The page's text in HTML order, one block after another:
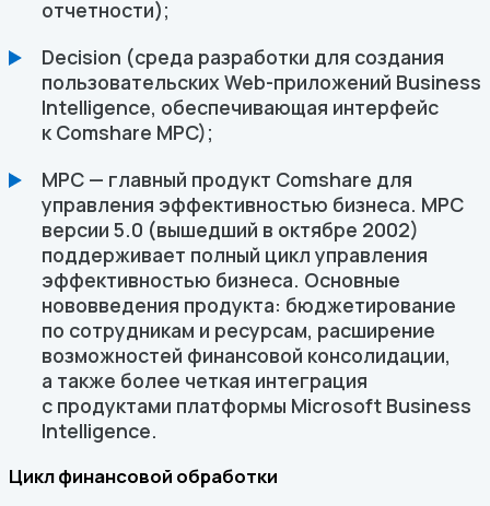
отчетности);
Decision (среда разработки для создания
пользовательских Web-приложений Business
Intelligence, обеспечивающая интерфейс
к Comshare MPC);
MPC — главный продукт Comshare для
управления эффективностью бизнеса. MPC
версии 5.0 (вышедший в октябре 2002)
поддерживает полный цикл управления
эффективностью бизнеса. Основные
нововведения продукта: бюджетирование
по сотрудникам и ресурсам, расширение
возможностей финансовой консолидации,
а также более четкая интеграция
с продуктами платформы Microsoft Business
Intelligence.
Цикл финансовой обработки